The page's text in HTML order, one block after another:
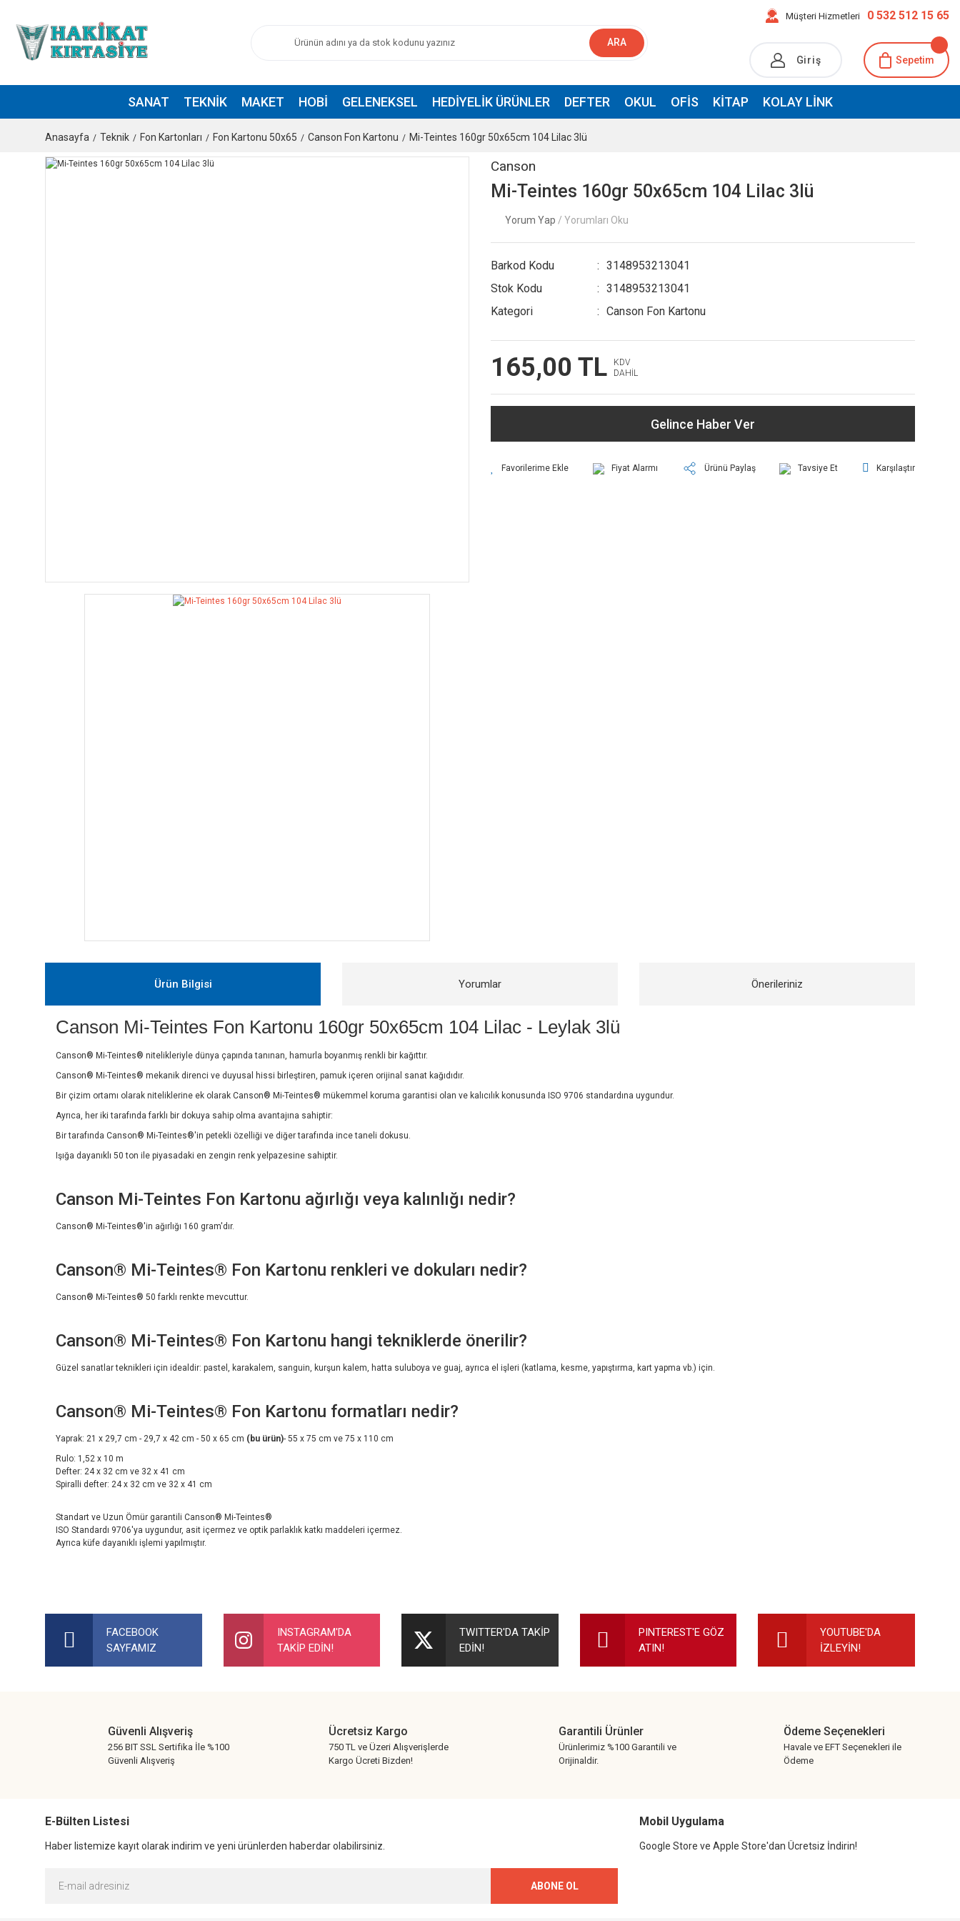
ARA
Müşteri Hizmetleri 0 532 512 15 65
Giriş Sepetim
SANAT TEKNIK MAKET HOBI GELENEKSEL HEDIYELIK ÜRÜNLER DEFTER OKUL OFIS KITAP KOLAY LINK
Anasayfa Teknik Fon Kartonları Fon Kartonu 50x65 Canson Fon Kartonu Mi-Teintes 160gr 50x65cm 104 Lilac 3lü
Canson
Mi-Teintes 160gr 50x65cm 104 Lilac 3lü
Yorum Yap / Yorumları Oku
Barkod Kodu
3148953213041
Stok Kodu
3148953213041
Kategori
Canson Fon Kartonu
165,00 TL
KDV
DAHİL
Gelince Haber Ver
Fiyat Alarmı Ürünü Paylaş Tavsiye Et Karşılaştır
Ürün Bilgisi Yorumlar Önerileriniz
Canson Mi-Teintes Fon Kartonu 160gr 50x65cm 104 Lilac - Leylak 3lü
Canson® Mi-Teintes® nitelikleriyle dünya çapında tanınan, hamurla boyanmış renkli bir kağıttır.
Canson® Mi-Teintes® mekanik direnci ve duyusal hissi birleştiren, pamuk içeren orijinal sanat kağıdıdır.
Bir çizim ortamı olarak niteliklerine ek olarak Canson® Mi-Teintes® mükemmel koruma garantisi olan ve kalıcılık konusunda ISO 9706 standardına uygundur.
Ayrıca, her iki tarafında farklı bir dokuya sahip olma avantajına sahiptir:
Bir tarafında Canson® Mi-Teintes®'in petekli özelliği ve diğer tarafında ince taneli dokusu.
Işığa dayanıklı 50 ton ile piyasadaki en zengin renk yelpazesine sahiptir.
Canson Mi-Teintes Fon Kartonu ağırlığı veya kalınlığı nedir?
Canson® Mi-Teintes®'in ağırlığı 160 gram'dır.
Canson® Mi-Teintes® Fon Kartonu renkleri ve dokuları nedir?
Canson® Mi-Teintes® 50 farklı renkte mevcuttur.
Canson® Mi-Teintes® Fon Kartonu hangi tekniklerde önerilir?
Güzel sanatlar teknikleri için idealdir: pastel, karakalem, sanguin, kurşun kalem, hatta suluboya ve guaj, ayrıca el işleri (katlama, kesme, yapıştırma, kart yapma vb.) için.
Canson® Mi-Teintes® Fon Kartonu formatları nedir?
Yaprak: 21 x 29,7 cm - 29,7 x 42 cm - 50 x 65 cm (bu ürün)- 55 x 75 cm ve 75 x 110 cm
Rulo: 1,52 x 10 m
Defter: 24 x 32 cm ve 32 x 41 cm
Spiralli defter: 24 x 32 cm ve 32 x 41 cm
Standart ve Uzun Ömür garantili Canson® Mi-Teintes®
ISO Standardı 9706'ya uygundur, asit içermez ve optik parlaklık katkı maddeleri içermez.
Ayrıca küfe dayanıklı işlemi yapılmıştır.
Bu ürüne ilk yorumu siz yapın!
Bu ürüne benzer farklı alternatifler olmalı.
FACEBOOK
SAYFAMIZ
INSTAGRAM'DA
TAKİP EDİN!
TWITTER'DA TAKİP
EDİN!
PINTEREST'E GÖZ
ATIN!
YOUTUBE'DA
İZLEYİN!
Güvenli Alışveriş
256 BIT SSL Sertifika İle %100
Güvenli Alışveriş
Ücretsiz Kargo
750 TL ve Üzeri Alışverişlerde
Kargo Ücreti Bizden!
Garantili Ürünler
Ürünlerimiz %100 Garantili ve
Orijinaldir.
Ödeme Seçenekleri
Havale ve EFT Seçenekleri ile
Ödeme
E-Bülten Listesi
Haber listemize kayıt olarak indirim ve yeni ürünlerden haberdar olabilirsiniz.
ABONE OL
Mobil Uygulama
Google Store ve Apple Store'dan Ücretsiz İndirin!